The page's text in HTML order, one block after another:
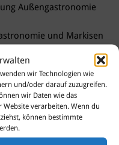
wir Technologien wie
und/oder darauf zuzugreifen.
wir Daten wie das
verarbeiten. Wenn du
können bestimmte
Außengastronomie
und Markisen
(Markt 4)
Werbeanlage (Carl-
geltenden Regelungen
wird die Einreichung